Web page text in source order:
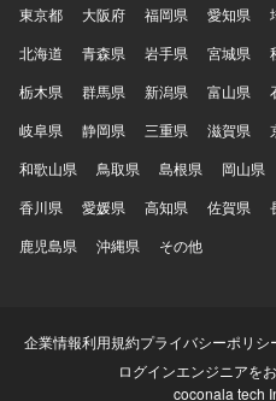
東京都 大阪府 福岡県 愛知県
北海道
青森県 岩手県 宮城県
栃木県
群馬県 新潟県 富山県
岐阜県
静岡県 三重県 滋賀県
和歌山県
鳥取県 島根県 岡山県
香川県
愛媛県 高知県 佐賀県
鹿児島県
沖縄県 その他
企業情報利用規約プライバシーポリシ
ログインエンジニアを
coconala tech